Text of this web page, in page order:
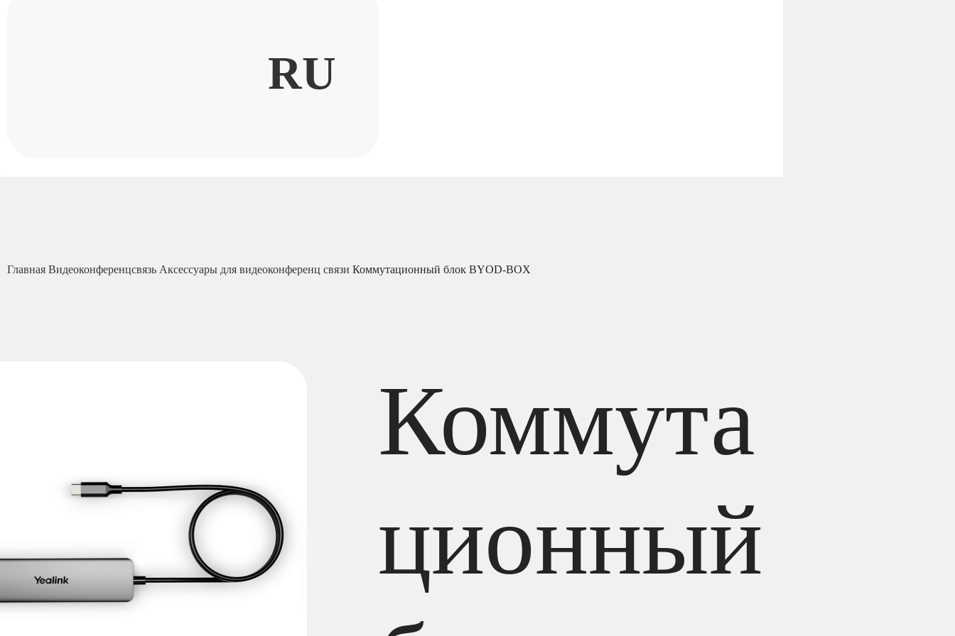
RU
Главная Видеоконференцсвязь Аксессуары для видеоконференц связи Коммутационный блок BYOD-BOX
Коммута
ционный